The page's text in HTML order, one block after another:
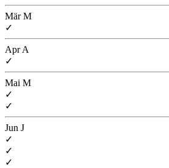
Mär M
✓
Apr A
✓
Mai M
✓
✓
Jun J
✓
✓
✓